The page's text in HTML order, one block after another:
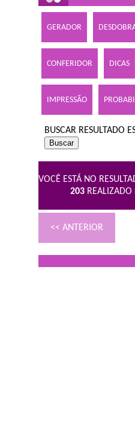
GERADOR
CONFERIDOR DICAS
IMPRESSÃO
BUSCAR RESULTADO
VOCÊ ESTÁ NO
203 REALIZADO
<< ANTERIOR